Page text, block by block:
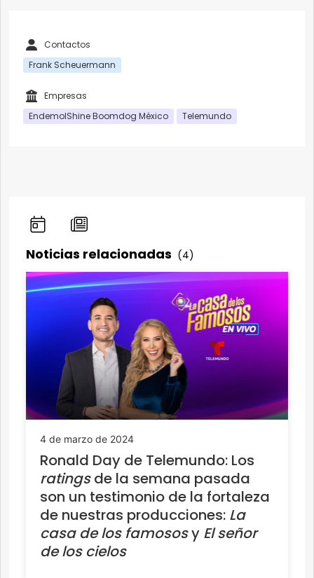
Contactos
Frank Scheuermann
Empresas
EndemolShine Boomdog México
Telemundo
Noticias relacionadas (4)
4 de marzo de 2024
Ronald Day de Telemundo: Los
ratingsde la semana pasada
son un testimonio de la fortaleza
de nuestras producciones: La
casa de los famososy El señor
de los cielos